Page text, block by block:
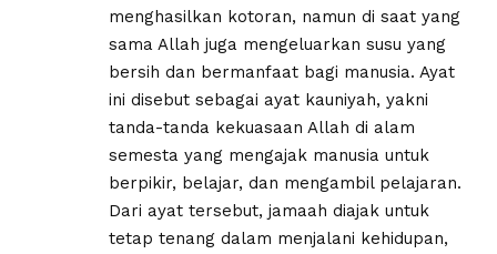
menghasilkan kotoran, namun di saat yang
sama Allah juga mengeluarkan susu yang
bersih dan bermanfaat bagi manusia. Ayat
ini disebut sebagai ayat kauniyah, yakni
tanda-tanda kekuasaan Allah di alam
semesta yang mengajak manusia untuk
berpikir, belajar, dan mengambil pelajaran.
Dari ayat tersebut, jamaah diajak untuk
tetap tenang dalam menjalani kehidupan,